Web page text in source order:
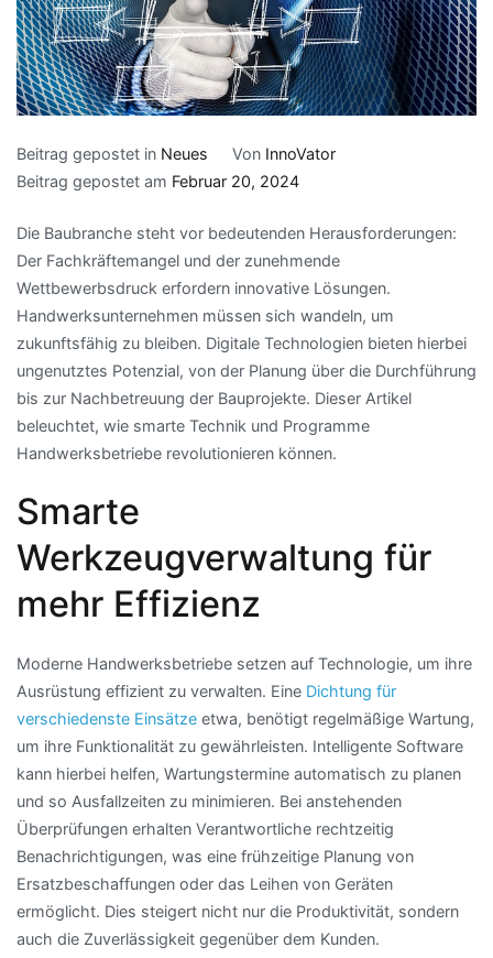
Beitrag gepostet in Neues Von InnoVator
Beitrag gepostet am Februar 20, 2024
Die Baubranche steht vor bedeutenden Herausforderungen:
Der Fachkräftemangel und der zunehmende
Wettbewerbsdruck erfordern innovative Lösungen.
Handwerksunternehmen müssen sich wandeln, um
zukunftsfähig zu bleiben. Digitale Technologien bieten hierbei
ungenutztes Potenzial, von der Planung über die Durchführung
bis zur Nachbetreuung der Bauprojekte. Dieser Artikel
beleuchtet, wie smarte Technik und Programme
Handwerksbetriebe revolutionieren können.
Smarte
Werkzeugverwaltung für
mehr Effizienz
Moderne Handwerksbetriebe setzen auf Technologie, um ihre
Ausrüstung effizient zu verwalten. Eine Dichtung für
verschiedenste Einsätze etwa, benötigt regelmäßige Wartung,
um ihre Funktionalität zu gewährleisten. Intelligente Software
kann hierbei helfen, Wartungstermine automatisch zu planen
und so Ausfallzeiten zu minimieren. Bei anstehenden
Überprüfungen erhalten Verantwortliche rechtzeitig
Benachrichtigungen, was eine frühzeitige Planung von
Ersatzbeschaffungen oder das Leihen von Geräten
ermöglicht. Dies steigert nicht nur die Produktivität, sondern
auch die Zuverlässigkeit gegenüber dem Kunden.